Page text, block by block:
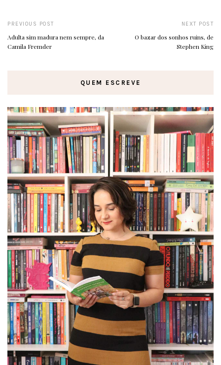
PREVIOUS POST
Adulta sim madura nem sempre, da
Camila Fremder
NEXT POST
O bazar dos sonhos ruins, de
Stephen King
QUEM ESCREVE